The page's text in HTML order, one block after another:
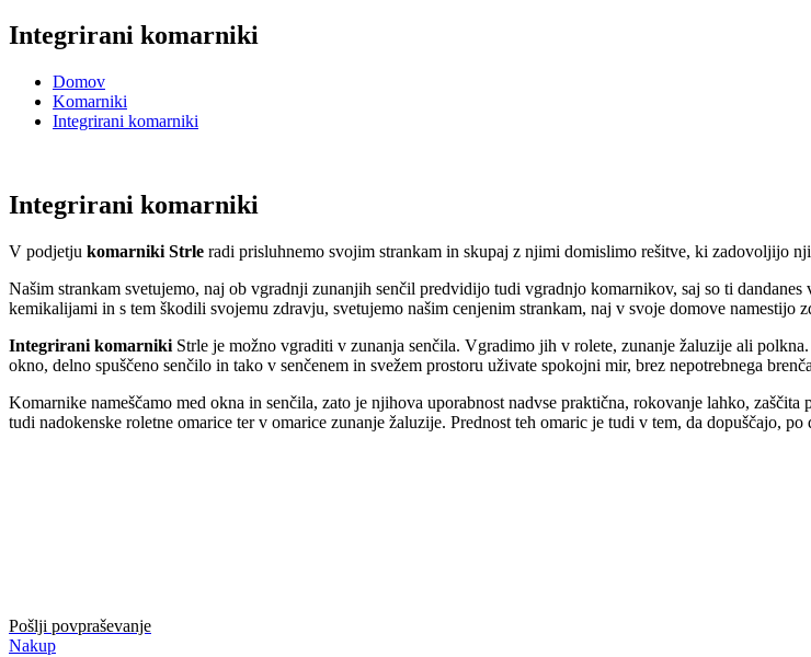
Integrirani komarniki
Domov
Komarniki
Integrirani komarniki
Integrirani komarniki
V podjetju komarniki Strle radi prisluhnemo svojim strankam in skupaj z njimi domislimo rešitve, ki zadovoljijo
Našim strankam svetujemo, naj ob vgradnji zunanjih senčil predvidijo tudi vgradnjo komarnikov, saj so ti dandanes
kemikalijami in s tem škodili svojemu zdravju, svetujemo našim cenjenim strankam, naj v svoje domove namestijo
Integrirani komarniki Strle je možno vgraditi v zunanja senčila. Vgradimo jih v rolete, zunanje žaluzije ali
okno, delno spuščeno senčilo in tako v senčenem in svežem prostoru uživate spokojni mir, brez nepotrebnega
Komarnike nameščamo med okna in senčila, zato je njihova uporabnost nadvse praktična, rokovanje lahko,
tudi nadokenske roletne omarice ter v omarice zunanje žaluzije. Prednost teh omaric je tudi v tem, da dopuščajo,
Pošlji povpraševanje
Nakup